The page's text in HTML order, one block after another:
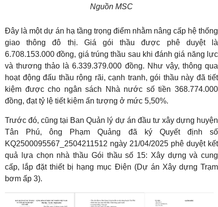
Nguồn MSC
Đây là một dự án hạ tầng trọng điểm nhằm nâng cấp hệ thống
giao thông đô thị. Giá gói thầu được phê duyệt là
6.708.153.000 đồng, giá trúng thầu sau khi đánh giá năng lực
và thương thảo là 6.339.379.000 đồng. Như vậy, thông qua
hoạt động đấu thầu rộng rãi, cạnh tranh, gói thầu này đã tiết
kiệm được cho ngân sách Nhà nước số tiền 368.774.000
đồng, đạt tỷ lệ tiết kiệm ấn tượng ở mức 5,50%.
Trước đó, cũng tại Ban Quản lý dự án đầu tư xây dựng huyện
Tân Phú, ông Phạm Quảng đã ký Quyết định số
KQ2500095567_2504211512 ngày 21/04/2025 phê duyệt kết
quả lựa chọn nhà thầu Gói thầu số 15: Xây dựng và cung
cấp, lắp đặt thiết bị hạng mục Điện (Dự án Xây dựng Trạm
bơm ấp 3).